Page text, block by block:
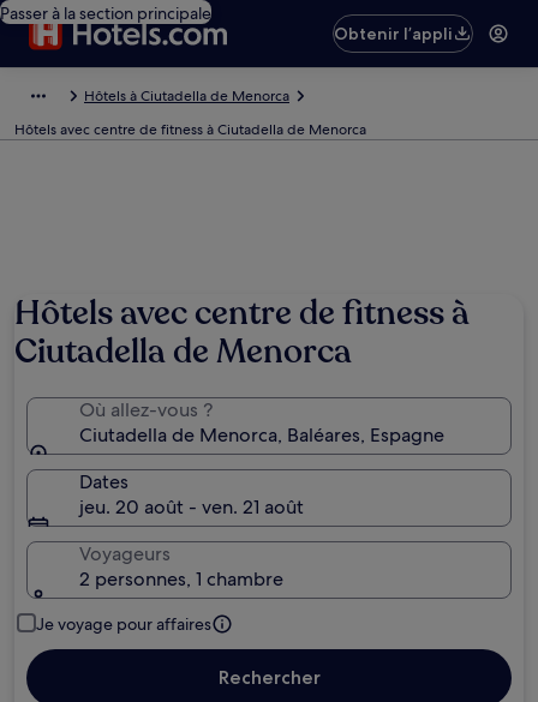
Passer à la section principale
Obtenir l’appli
Hôtels à Ciutadella de Menorca
Hôtels avec centre de fitness à Ciutadella de Menorca
Hôtels avec centre de fitness à
Ciutadella de Menorca
Où allez-vous ?
Ciutadella de Menorca, Baléares, Espagne
Dates
jeu. 20 août - ven. 21 août
Voyageurs
2 personnes, 1 chambre
Je voyage pour affaires
Rechercher